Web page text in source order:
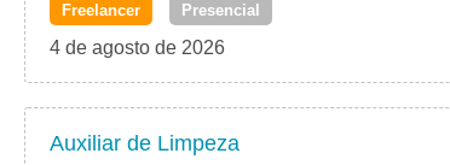
PJ
Freelancer Presencial
4 de agosto de 2026
Auxiliar de Limpeza